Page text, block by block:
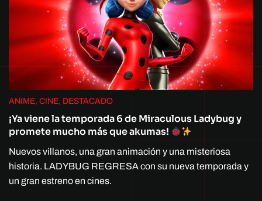
ANIME, CINE, DESTACADO
¡Ya viene la temporada 6 de Miraculous Ladybug y
promete mucho más que akumas!
Nuevos villanos, una gran animación y una misteriosa
historia. LADYBUG REGRESA con su nueva temporada y
un gran estreno en cines.